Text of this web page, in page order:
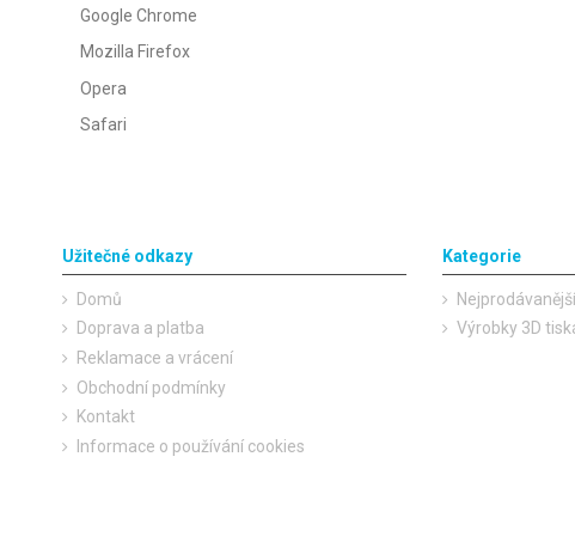
Google Chrome
Mozilla Firefox
Opera
Safari
Užitečné odkazy
Domů
Doprava a platba
Reklamace a vrácení
Obchodní podmínky
Kontakt
Informace o používání cookies
Kategorie
Nejprodávanější
Výrobky 3D